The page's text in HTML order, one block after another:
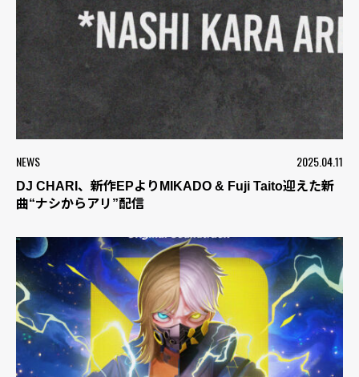
NEWS 2025.04.11
DJ CHARI、新作EPよりMIKADO & Fuji Taito迎えた新
曲“ナシからアリ”配信